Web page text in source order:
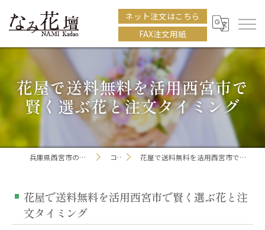
ネット注文はこちら
FAX注文用紙
花屋で送料無料を活用西宮市で
賢く選ぶ花と注文タイミング
兵庫県西宮市の花屋ならなみ花壇 コラム 花屋で送料無料を活用西宮市で賢く選ぶ花と注文タイミング
花屋で送料無料を活用西宮市で賢く選ぶ花と注
文タイミング